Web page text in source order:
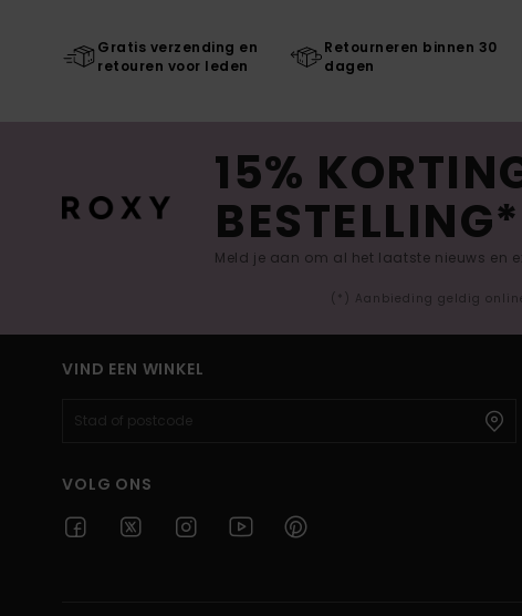
Gratis verzending en
retouren voor leden
Retourneren binnen 30
dagen
15%
BESTELLING*
Meld je aan om al het laatste nieuws en
(*) Aanbieding geldig
VIND EEN WINKEL
VOLG ONS